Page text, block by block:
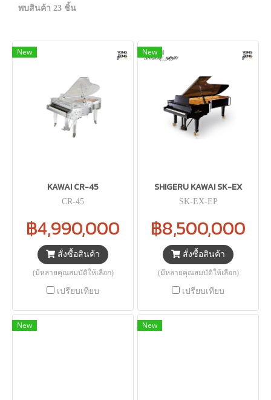
พบสินค้า 23 ชิ้น
New
KAWAI CR-45
CR-45
฿4,990,000
สั่งซื้อสินค้า
(มีหลายคุณสมบัติให้เลือก)
เปรียบเทียบ
New
SHIGERU KAWAI SK-EX
SK-EX-EP
฿8,500,000
สั่งซื้อสินค้า
(มีหลายคุณสมบัติให้เลือก)
เปรียบเทียบ
New New